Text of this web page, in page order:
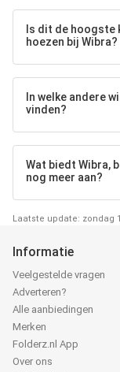
Is dit de
hoezen bij Wibra?
In welke andere
vinden?
Wat biedt Wibra,
nog meer aan?
Laatste update: zondag
Informatie
Veelgestelde vragen
Adverteren?
Alle aanbiedingen
Merken
Folderz.nl App
Over ons